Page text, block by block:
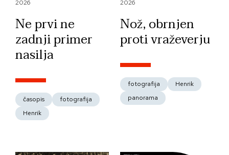
2026
Ne prvi ne
zadnji primer
nasilja
časopis
fotografija
Henrik
2026
Nož, obrnjen
proti vraževerju
fotografija
Henrik
panorama